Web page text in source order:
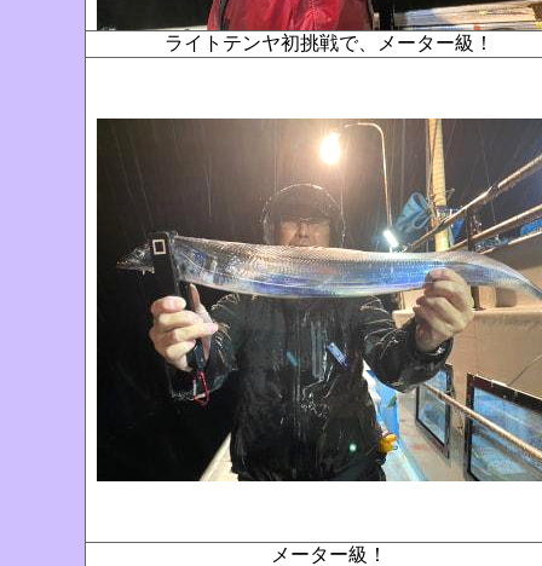
ライトテンヤ初挑戦で、メーター級！
メーター級！